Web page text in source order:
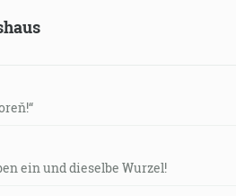
ein und dieselbe Wurzel!